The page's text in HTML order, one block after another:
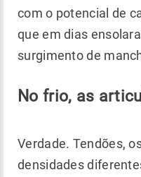
com o potencial de
que em dias
surgimento de
No frio, as
Verdade. Tendões,
densidades